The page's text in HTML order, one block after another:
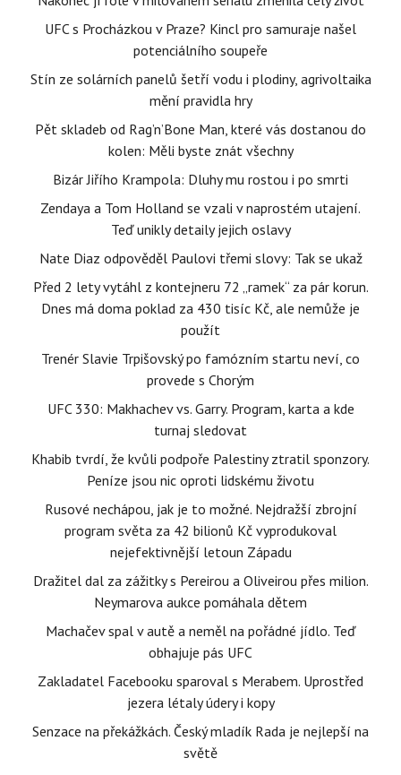
UFC s Procházkou v Praze? Kincl pro samuraje našel
potenciálního soupeře
Stín ze solárních panelů šetří vodu i plodiny, agrivoltaika
mění pravidla hry
Pět skladeb od Rag’n’Bone Man, které vás dostanou do
kolen: Měli byste znát všechny
Bizár Jiřího Krampola: Dluhy mu rostou i po smrti
Zendaya a Tom Holland se vzali v naprostém utajení.
Teď unikly detaily jejich oslavy
Nate Diaz odpověděl Paulovi třemi slovy: Tak se ukaž
Před 2 lety vytáhl z kontejneru 72 „ramek“ za pár korun.
Dnes má doma poklad za 430 tisíc Kč, ale nemůže je
použít
Trenér Slavie Trpišovský po famózním startu neví, co
provede s Chorým
UFC 330: Makhachev vs. Garry. Program, karta a kde
turnaj sledovat
Khabib tvrdí, že kvůli podpoře Palestiny ztratil sponzory.
Peníze jsou nic oproti lidskému životu
Rusové nechápou, jak je to možné. Nejdražší zbrojní
program světa za 42 bilionů Kč vyprodukoval
nejefektivnější letoun Západu
Dražitel dal za zážitky s Pereirou a Oliveirou přes milion.
Neymarova aukce pomáhala dětem
Machačev spal v autě a neměl na pořádné jídlo. Teď
obhajuje pás UFC
Zakladatel Facebooku sparoval s Merabem. Uprostřed
jezera létaly údery i kopy
Senzace na překážkách. Český mladík Rada je nejlepší na
světě